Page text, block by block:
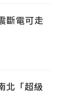
斷電可走
北「超級